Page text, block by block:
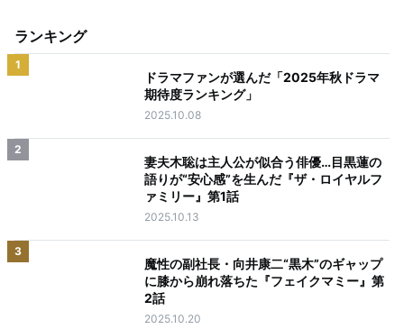
ランキング
1
ドラマファンが選んだ「2025年秋ドラマ
期待度ランキング」
2025.10.08
2
妻夫木聡は主人公が似合う俳優…目黒蓮の
語りが“安心感”を生んだ『ザ・ロイヤルフ
ァミリー』第1話
2025.10.13
3
魔性の副社長・向井康二“黒木”のギャップ
に膝から崩れ落ちた『フェイクマミー』第
2話
2025.10.20